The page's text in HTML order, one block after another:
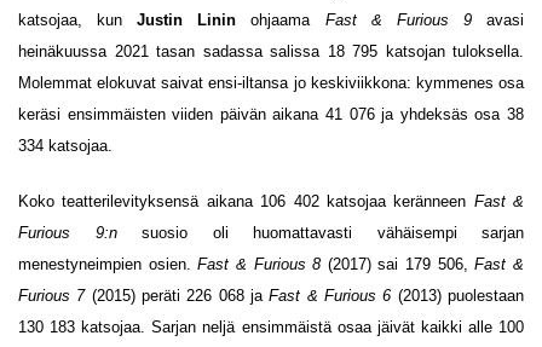
katsojaa, kunJustin Linin ohjaama Fast & Furious 9avasi
heinäkuussa 2021 tasan sadassa salissa 18 795 katsojan tuloksella.
Molemmat elokuvat saivat ensi-iltansa jo keskiviikkona: kymmenes osa
keräsi ensimmäisten viiden päivän aikana 41 076 ja yhdeksäs osa 38
334 katsojaa.
Koko teatterilevityksensä aikana 106 402 katsojaa keränneen Fast &
Furious 9:nsuosio oli huomattavasti vähäisempi sarjan
menestyneimpien osien.Fast & Furious 8(2017) sai 179 506,Fast &
Furious 7(2015) peräti 226 068 jaFast & Furious 6 (2013) puolestaan
130 183 katsojaa. Sarjan neljä ensimmäistä osaa jäivät kaikki alle 100